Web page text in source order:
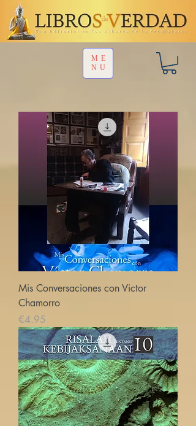
ME
NU
Mis Conversaciones con Victor
Chamorro
価格
€4.95